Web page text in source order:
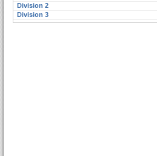
Division 2
Division 3